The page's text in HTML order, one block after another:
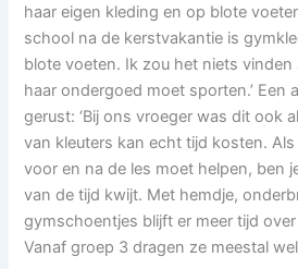
haar eigen kleding en op blote
school na de kerstvakantie is
blote voeten. Ik zou het niets vinden
haar ondergoed moet sporten.’ Een
gerust: ‘Bij ons vroeger was dit ook
van kleuters kan echt tijd kosten.
voor en na de les moet helpen, ben
van de tijd kwijt. Met hemdje,
gymschoentjes blijft er meer tijd
Vanaf groep 3 dragen ze meestal